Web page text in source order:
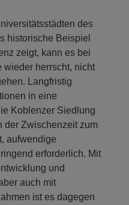
des
historische Beispiel
zeigt, kann es bei
wieder herrscht, nicht
Langfristig
in eine
Koblenzer Siedlung
der Zwischenzeit zum
aufwendige
erforderlich. Mit
und
auch mit
ist es dagegen